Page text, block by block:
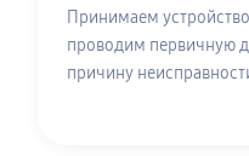
Принимаем
проводим первичную
причину